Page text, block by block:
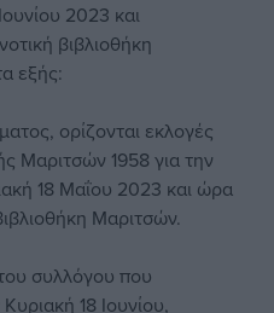
2023 και
βιβλιοθήκη
εξής:
ορίζονται εκλογές
Μαριτσών 1958 για την
18 Μαΐου 2023 και ώρα
Μαριτσών.
συλλόγου που
18 Ιουνίου,